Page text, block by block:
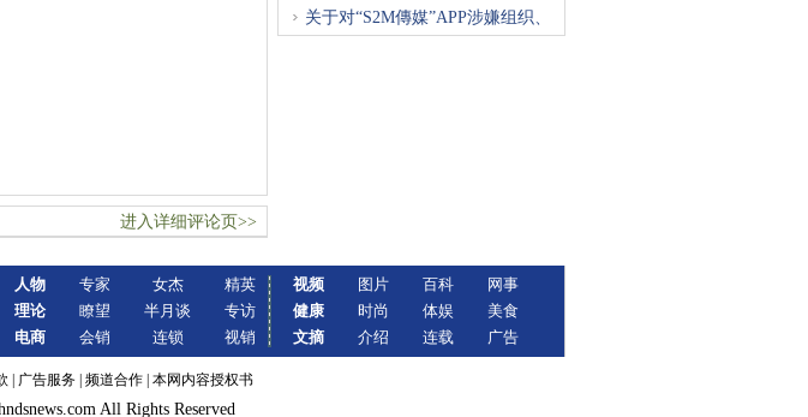
进入详细评论页>>
关于对“S2M傳媒”APP涉嫌组织、
人物
理论
电商
专家
瞭望
会销
女杰
半月谈
连锁
精英
专访
视销
视频
健康
文摘
图片
时尚
介绍
百科
体娱
连载
网事
美食
广告
广告服务 频道合作 本网内容授权书
All Rights Reserved